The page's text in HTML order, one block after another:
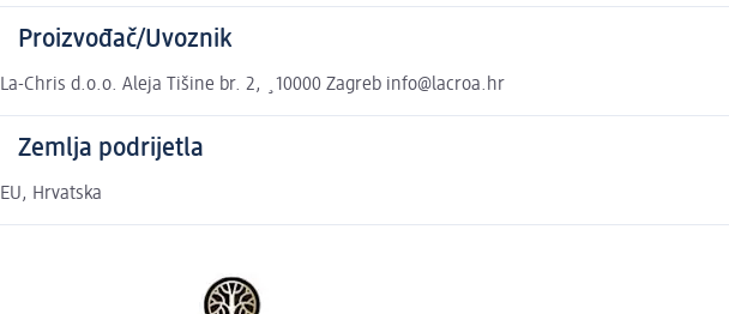
Proizvođač/Uvoznik
La-Chris d.o.o. Aleja Tišine br. 2, ¸10000 Zagreb info@lacroa.hr
Zemlja podrijetla
EU, Hrvatska